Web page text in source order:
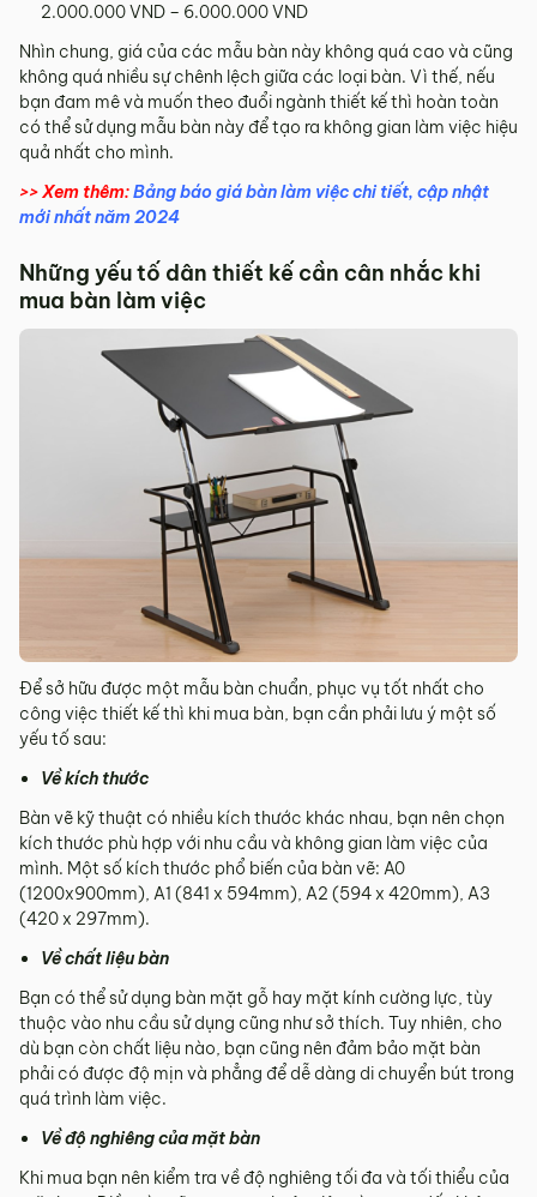
2.000.000 VND – 6.000.000 VND
Nhìn chung, giá của các mẫu bàn này không quá cao và cũng
không quá nhiều sự chênh lệch giữa các loại bàn. Vì thế, nếu
bạn đam mê và muốn theo đuổi ngành thiết kế thì hoàn toàn
có thể sử dụng mẫu bàn này để tạo ra không gian làm việc hiệu
quả nhất cho mình.
>> Xem thêm:Bảng báo giá bàn làm việc chi tiết, cập nhật
mới nhất năm 2024
Những yếu tố dân thiết kế cần cân nhắc khi
mua bàn làm việc
Để sở hữu được một mẫu bàn chuẩn, phục vụ tốt nhất cho
công việc thiết kế thì khi mua bàn, bạn cần phải lưu ý một số
yếu tố sau:
Về kích thước
Bàn vẽ kỹ thuật có nhiều kích thước khác nhau, bạn nên chọn
kích thước phù hợp với nhu cầu và không gian làm việc của
mình. Một số kích thước phổ biến của bàn vẽ: A0
(1200x900mm), A1 (841 x 594mm), A2 (594 x 420mm), A3
(420 x 297mm).
Về chất liệu bàn
Bạn có thể sử dụng bàn mặt gỗ hay mặt kính cường lực, tùy
thuộc vào nhu cầu sử dụng cũng như sở thích. Tuy nhiên, cho
dù bạn còn chất liệu nào, bạn cũng nên đảm bảo mặt bàn
phải có được độ mịn và phẳng để dễ dàng di chuyển bút trong
quá trình làm việc.
Về độ nghiêng của mặt bàn
Khi mua bạn nên kiểm tra về độ nghiêng tối đa và tối thiểu của